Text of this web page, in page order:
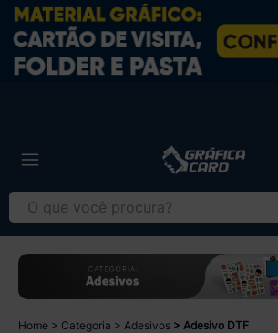
Home Categoria Adesivos Adesivo DTF